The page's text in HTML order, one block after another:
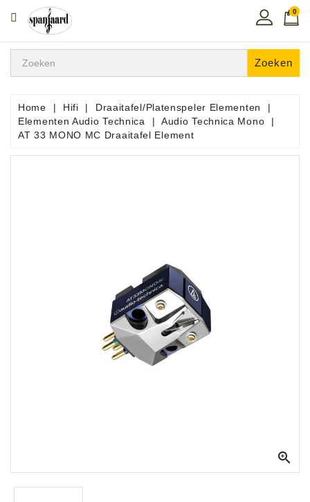
CATEGORIE
Home
In
De
Regio
0
Zoeken
Home Hifi
Draaitafel/Platenspeler Elementen
Elementen Audio Technica
Audio Technica Mono
AT 33 MONO MC Draaitafel Element
